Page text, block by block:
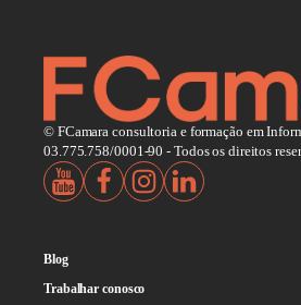
© FCamara consultoria e formação em
03.775.758/0001-90 - Todos os direitos
Blog
Trabalhar conosco